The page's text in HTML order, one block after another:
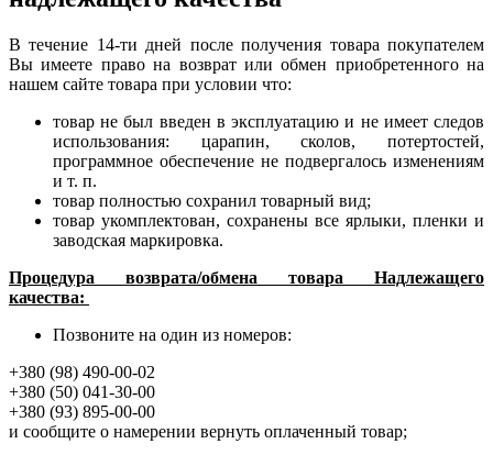
В течение 14-ти дней после получения товара покупателем
Вы имеете право на возврат или обмен приобретенного на
нашем сайте товара при условии что:
товар не был введен в эксплуатацию и не имеет следов
использования: царапин, сколов, потертостей,
программное обеспечение не подвергалось изменениям
и т. п.
товар полностью сохранил товарный вид;
товар укомплектован, сохранены все ярлыки, пленки и
заводская маркировка.
Процедура возврата/обмена товара Надлежащего
качества:
Позвоните на один из номеров:
+380 (98) 490-00-02
+380 (50) 041-30-00
+380 (93) 895-00-00
и сообщите о намерении вернуть оплаченный товар;